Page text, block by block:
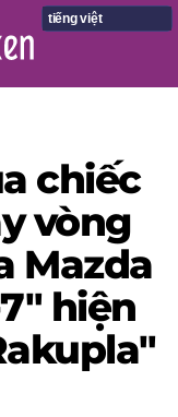
tiếng việt
chiếc
vòng
Mazda
hiện